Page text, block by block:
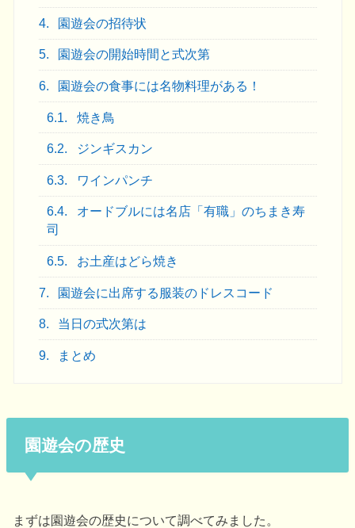
4. 園遊会の招待状
5. 園遊会の開始時間と式次第
6. 園遊会の食事には名物料理がある！
6.1. 焼き鳥
6.2. ジンギスカン
6.3. ワインパンチ
6.4.
オードブルには名店「有職」のちまき寿
司
6.5. お土産はどら焼き
7. 園遊会に出席する服装のドレスコード
8. 当日の式次第は
9. まとめ
園遊会の歴史
まずは園遊会の歴史について調べてみました。